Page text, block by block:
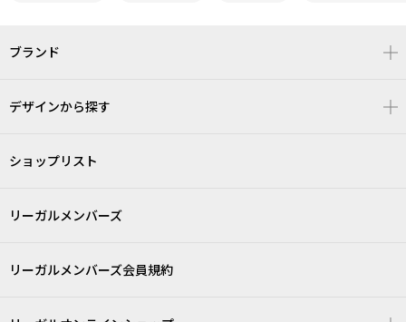
ブランド
デザインから探す
ショップリスト
リーガルメンバーズ
リーガルメンバーズ会員規約